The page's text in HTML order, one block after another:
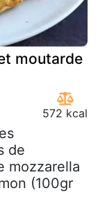
moutarde
572 kcal
de
mozzarella
(100gr